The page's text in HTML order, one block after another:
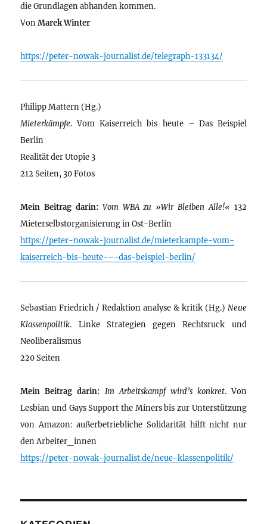
die Grundlagen abhanden kommen.
VonMarek Winter
https://peter-nowak-journalist.de/telegraph-133134/
Philipp Mattern (Hg.)
Mieterkämpfe. Vom Kaiserreich bis heute – Das Beispiel
Berlin
Realität der Utopie 3
212 Seiten, 30 Fotos
Mein Beitrag darin: Vom WBA zu »Wir Bleiben Alle!« 132
Mieterselbstorganisierung in Ost-Berlin
https://peter-nowak-journalist.de/mieterkampfe-vom-
kaiserreich-bis-heute-–-das-beispiel-berlin/
Sebastian Friedrich / Redaktion analyse & kritik (Hg.) Neue
Klassenpolitik. Linke Strategien gegen Rechtsruck und
Neoliberalismus
220 Seiten
Mein Beitrag darin: Im Arbeitskampf wird’s konkret. Von
Lesbian und Gays Support the Miners bis zur Unterstützung
von Amazon: außerbetriebliche Solidarität hilft nicht nur
den Arbeiter_innen
https://peter-nowak-journalist.de/neue-klassenpolitik/